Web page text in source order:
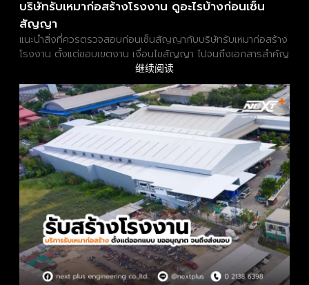
บริษัทรับเหมาก่อสร้างโรงงาน ดูอะไรบ้างก่อนเซ็น
สัญญา
แนะนำสิ่งที่ควรตรวจสอบก่อนเซ็นสัญญากับบริษัทรับเหมาก่อสร้าง
โรงงาน ตั้งแต่ขอบเขตงาน เงื่อนไขสัญญา ไปจนถึงเอกสารสำคัญ
继续阅读